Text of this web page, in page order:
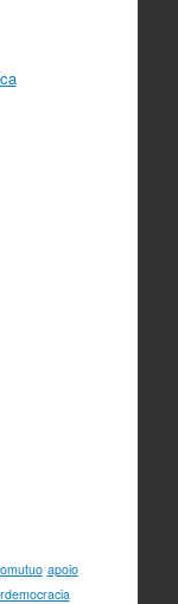
apoio